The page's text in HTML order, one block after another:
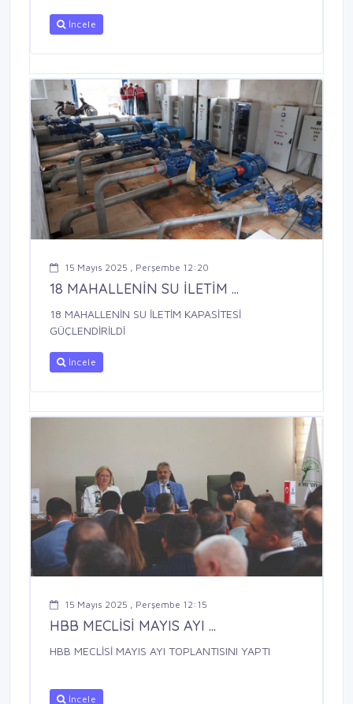
İncele
15 Mayıs 2025 , Perşembe 12:20
18 MAHALLENİN SU İLETİM ...
18 MAHALLENİN SU İLETİM KAPASİTESİ
GÜÇLENDİRİLDİ
İncele
15 Mayıs 2025 , Perşembe 12:15
HBB MECLİSİ MAYIS AYI ...
HBB MECLİSİ MAYIS AYI TOPLANTISINI YAPTI
İncele